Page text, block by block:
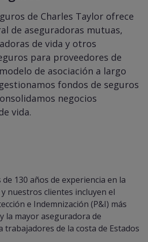
de Charles Taylor ofrece
de aseguradoras mutuas,
de vida y otros
para proveedores de
de asociación a largo
fondos de seguros
negocios
vida.
130 años de experiencia en la
nuestros clientes incluyen el
e Indemnización (P&I) más
la mayor aseguradora de
trabajadores de la costa de Estados